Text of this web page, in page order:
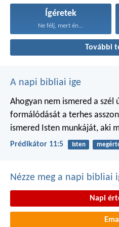
Ígéretek
Ne félj, mert én...
További
A napi bibliai ige
Ahogyan nem ismered a szél
formálódását a terhes
ismered Isten munkáját, aki
Prédikátor 11:5 Isten
Nézze meg a napi bibliai
Napi